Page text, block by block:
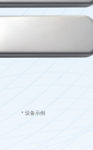
* 设备示例